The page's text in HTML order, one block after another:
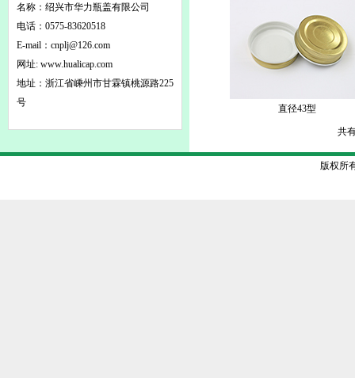
名称：绍兴市华力瓶盖有限公司
电话：0575-83620518
E-mail： cnplj@126.com
网址: www.hualicap.com
地址：浙江省嵊州市甘霖镇桃源路225
号
直径43型
共
版权所